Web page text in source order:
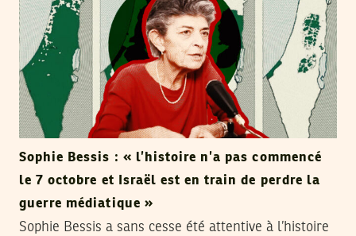
Sophie Bessis : « l’histoire n’a pas commencé
le 7 octobre et Israël est en train de perdre la
guerre médiatique »
Sophie Bessis a sans cesse été attentive à l’histoire